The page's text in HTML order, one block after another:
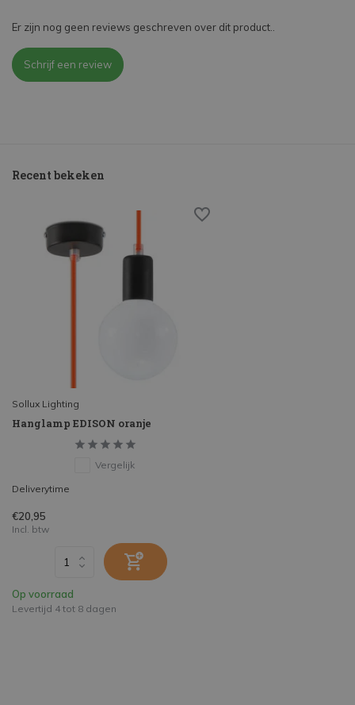
Er zijn nog geen reviews geschreven over dit product..
Schrijf een review
Recent bekeken
Sollux Lighting
Hanglamp EDISON oranje
Vergelijk
Deliverytime
€20,95
Incl. btw
Op voorraad
Levertijd 4 tot 8 dagen